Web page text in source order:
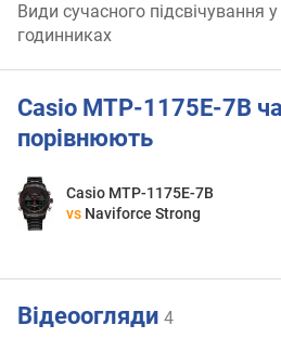
Види сучасного підсвічування
годинниках
Casio MTP-1175E-7B
порівнюють
Casio MTP-1175E-7B
vs Naviforce Strong
Відеоогляди 4